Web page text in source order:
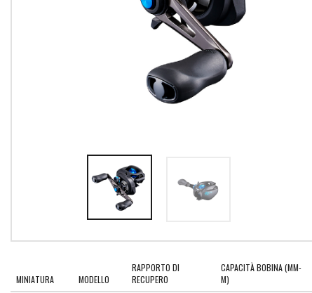
MINIATURA MODELLO
RAPPORTO DI
RECUPERO
CAPACITÀ BOBINA (MM-
M)